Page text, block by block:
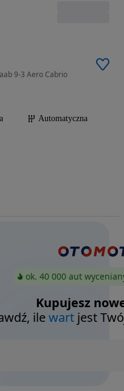
9-3 Aero Cabrio
Automatyczna
ok. 40 000 aut
Kupujesz
ilewart jest